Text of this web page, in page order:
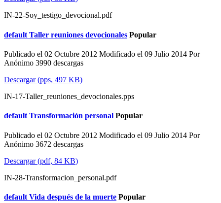
IN-22-Soy_testigo_devocional.pdf
default Taller reuniones devocionales Popular
Publicado el 02 Octubre 2012 Modificado el 09 Julio 2014 Por
Anónimo 3990 descargas
Descargar(pps, 497 KB)
IN-17-Taller_reuniones_devocionales.pps
default Transformación personal Popular
Publicado el 02 Octubre 2012 Modificado el 09 Julio 2014 Por
Anónimo 3672 descargas
Descargar(pdf, 84 KB)
IN-28-Transformacion_personal.pdf
default Vida después de la muerte Popular